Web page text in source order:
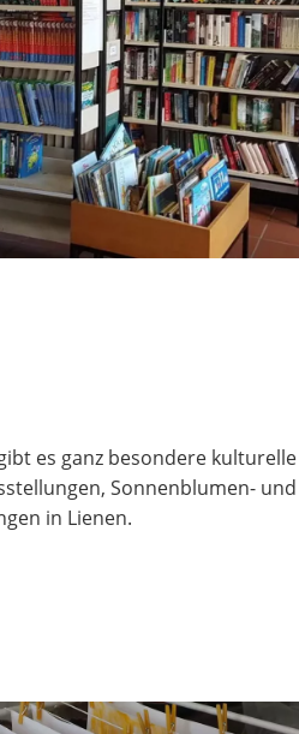
es ganz besondere
Sonnenblumen-
in Lienen.